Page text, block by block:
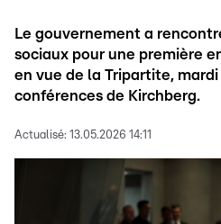
Le gouvernement a
sociaux pour une première
en vue de la Tripartite,
conférences de Kirchberg.
Actualisé: 13.05.2026 14:11